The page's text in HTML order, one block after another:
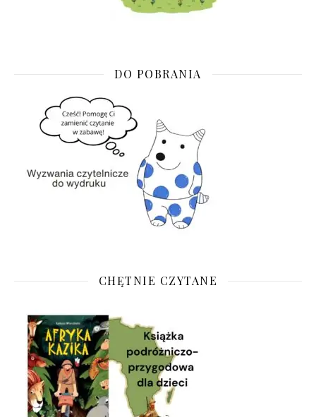
DO POBRANIA
CHĘTNIE CZYTANE